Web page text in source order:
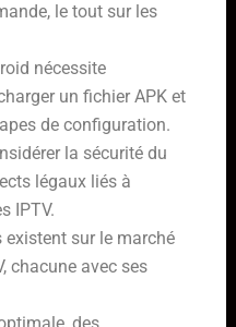
le tout sur les
nécessite
un fichier APK et
de configuration.
la sécurité du
légaux liés à
IPTV.
sur le marché
chacune avec ses